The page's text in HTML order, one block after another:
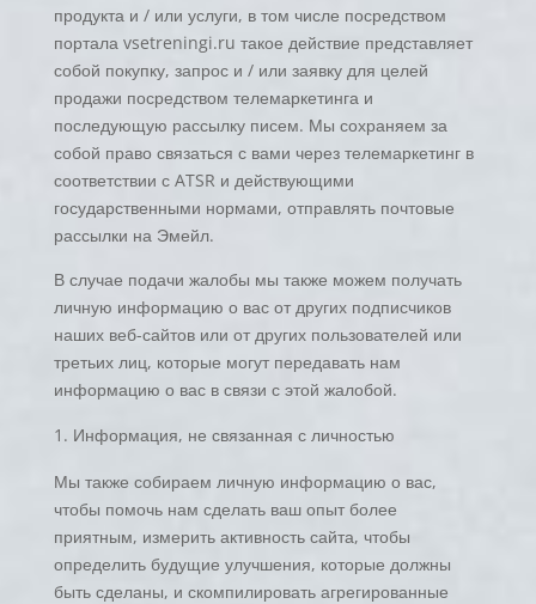
продукта и / или услуги, в том числе посредством
портала vsetreningi.ru такое действие представляет
собой покупку, запрос и / или заявку для целей
продажи посредством телемаркетинга и
последующую рассылку писем. Мы сохраняем за
собой право связаться с вами через телемаркетинг в
соответствии с ATSR и действующими
государственными нормами, отправлять почтовые
рассылки на Эмейл.
В случае подачи жалобы мы также можем получать
личную информацию о вас от других подписчиков
наших веб-сайтов или от других пользователей или
третьих лиц, которые могут передавать нам
информацию о вас в связи с этой жалобой.
Информация, не связанная с личностью
Мы также собираем личную информацию о вас,
чтобы помочь нам сделать ваш опыт более
приятным, измерить активность сайта, чтобы
определить будущие улучшения, которые должны
быть сделаны, и скомпилировать агрегированные